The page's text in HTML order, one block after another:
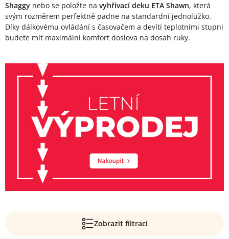
Shaggy nebo se položte na vyhřívací deku ETA Shawn, která
svým rozměrem perfektně padne na standardní jednolůžko.
Díky dálkovému ovládání s časovačem a devíti teplotními stupni
budete mít maximální komfort doslova na dosah ruky.
Zobrazit filtraci